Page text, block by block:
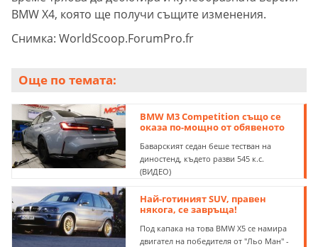
BMW X4, която ще получи същите изменения.
Снимка: WorldScoop.ForumPro.fr
Още по темата:
BMW M3 Competition също се
оказа по-мощно от обявеното
Баварският седан беше тестван на
диностенд, където разви 545 к.с.
(ВИДЕО)
Най-готиният SUV, правен
някога, се завръща!
Под капака на това BMW X5 се намира
двигател на победителя от "Льо Ман" -